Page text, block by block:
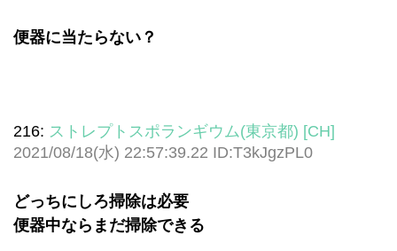
便器に当たらない？
216: ストレプトスポランギウム(東京都) [CH]
2021/08/18(水) 22:57:39.22 ID:T3kJgzPL0
どっちにしろ掃除は必要
便器中ならまだ掃除できる